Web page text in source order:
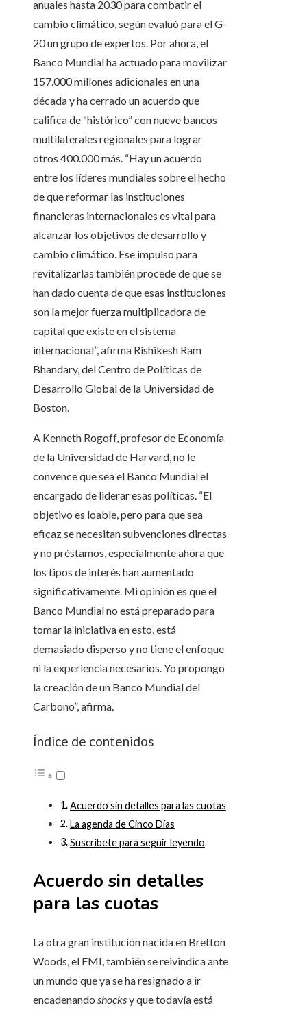
anuales hasta 2030 para combatir el
cambio climático, según evaluó para el G-
20 un grupo de expertos. Por ahora, el
Banco Mundial ha actuado para movilizar
157.000 millones adicionales en una
década y ha cerrado un acuerdo que
califica de “histórico” con nueve bancos
multilaterales regionales para lograr
otros 400.000 más. “Hay un acuerdo
entre los líderes mundiales sobre el hecho
de que reformar las instituciones
financieras internacionales es vital para
alcanzar los objetivos de desarrollo y
cambio climático. Ese impulso para
revitalizarlas también procede de que se
han dado cuenta de que esas instituciones
son la mejor fuerza multiplicadora de
capital que existe en el sistema
internacional”, afirma Rishikesh Ram
Bhandary, del Centro de Políticas de
Desarrollo Global de la Universidad de
Boston.
A Kenneth Rogoff, profesor de Economía
de la Universidad de Harvard, no le
convence que sea el Banco Mundial el
encargado de liderar esas políticas. “El
objetivo es loable, pero para que sea
eficaz se necesitan subvenciones directas
y no préstamos, especialmente ahora que
los tipos de interés han aumentado
significativamente. Mi opinión es que el
Banco Mundial no está preparado para
tomar la iniciativa en esto, está
demasiado disperso y no tiene el enfoque
ni la experiencia necesarios. Yo propongo
la creación de un Banco Mundial del
Carbono”, afirma.
Índice de contenidos
Acuerdo sin detalles para las cuotas
La agenda de Cinco Días
Suscríbete para seguir leyendo
Acuerdo sin detalles
para las cuotas
La otra gran institución nacida en Bretton
Woods, el FMI, también se reivindica ante
un mundo que ya se ha resignado a ir
encadenando shocksy que todavía está